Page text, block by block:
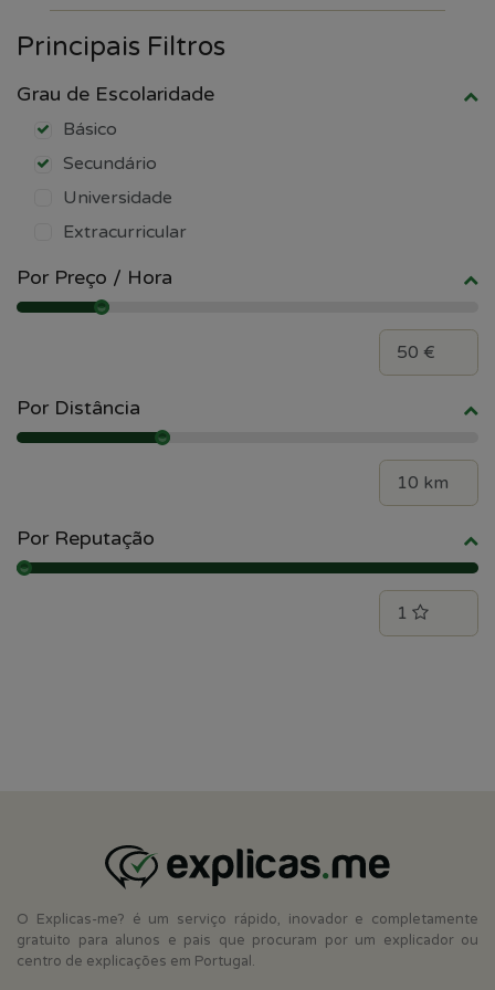
Principais Filtros
Grau de Escolaridade
Básico
Secundário
Universidade
Extracurricular
Por Preço / Hora
Por Distância
Por Reputação
O Explicas-me? é um serviço rápido, inovador e completamente
gratuito para alunos e pais que procuram por um explicador ou
centro de explicações em Portugal.